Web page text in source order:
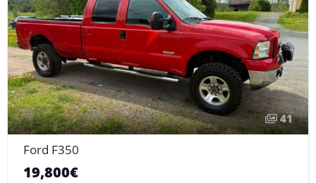
41
Ford F350
19,800€